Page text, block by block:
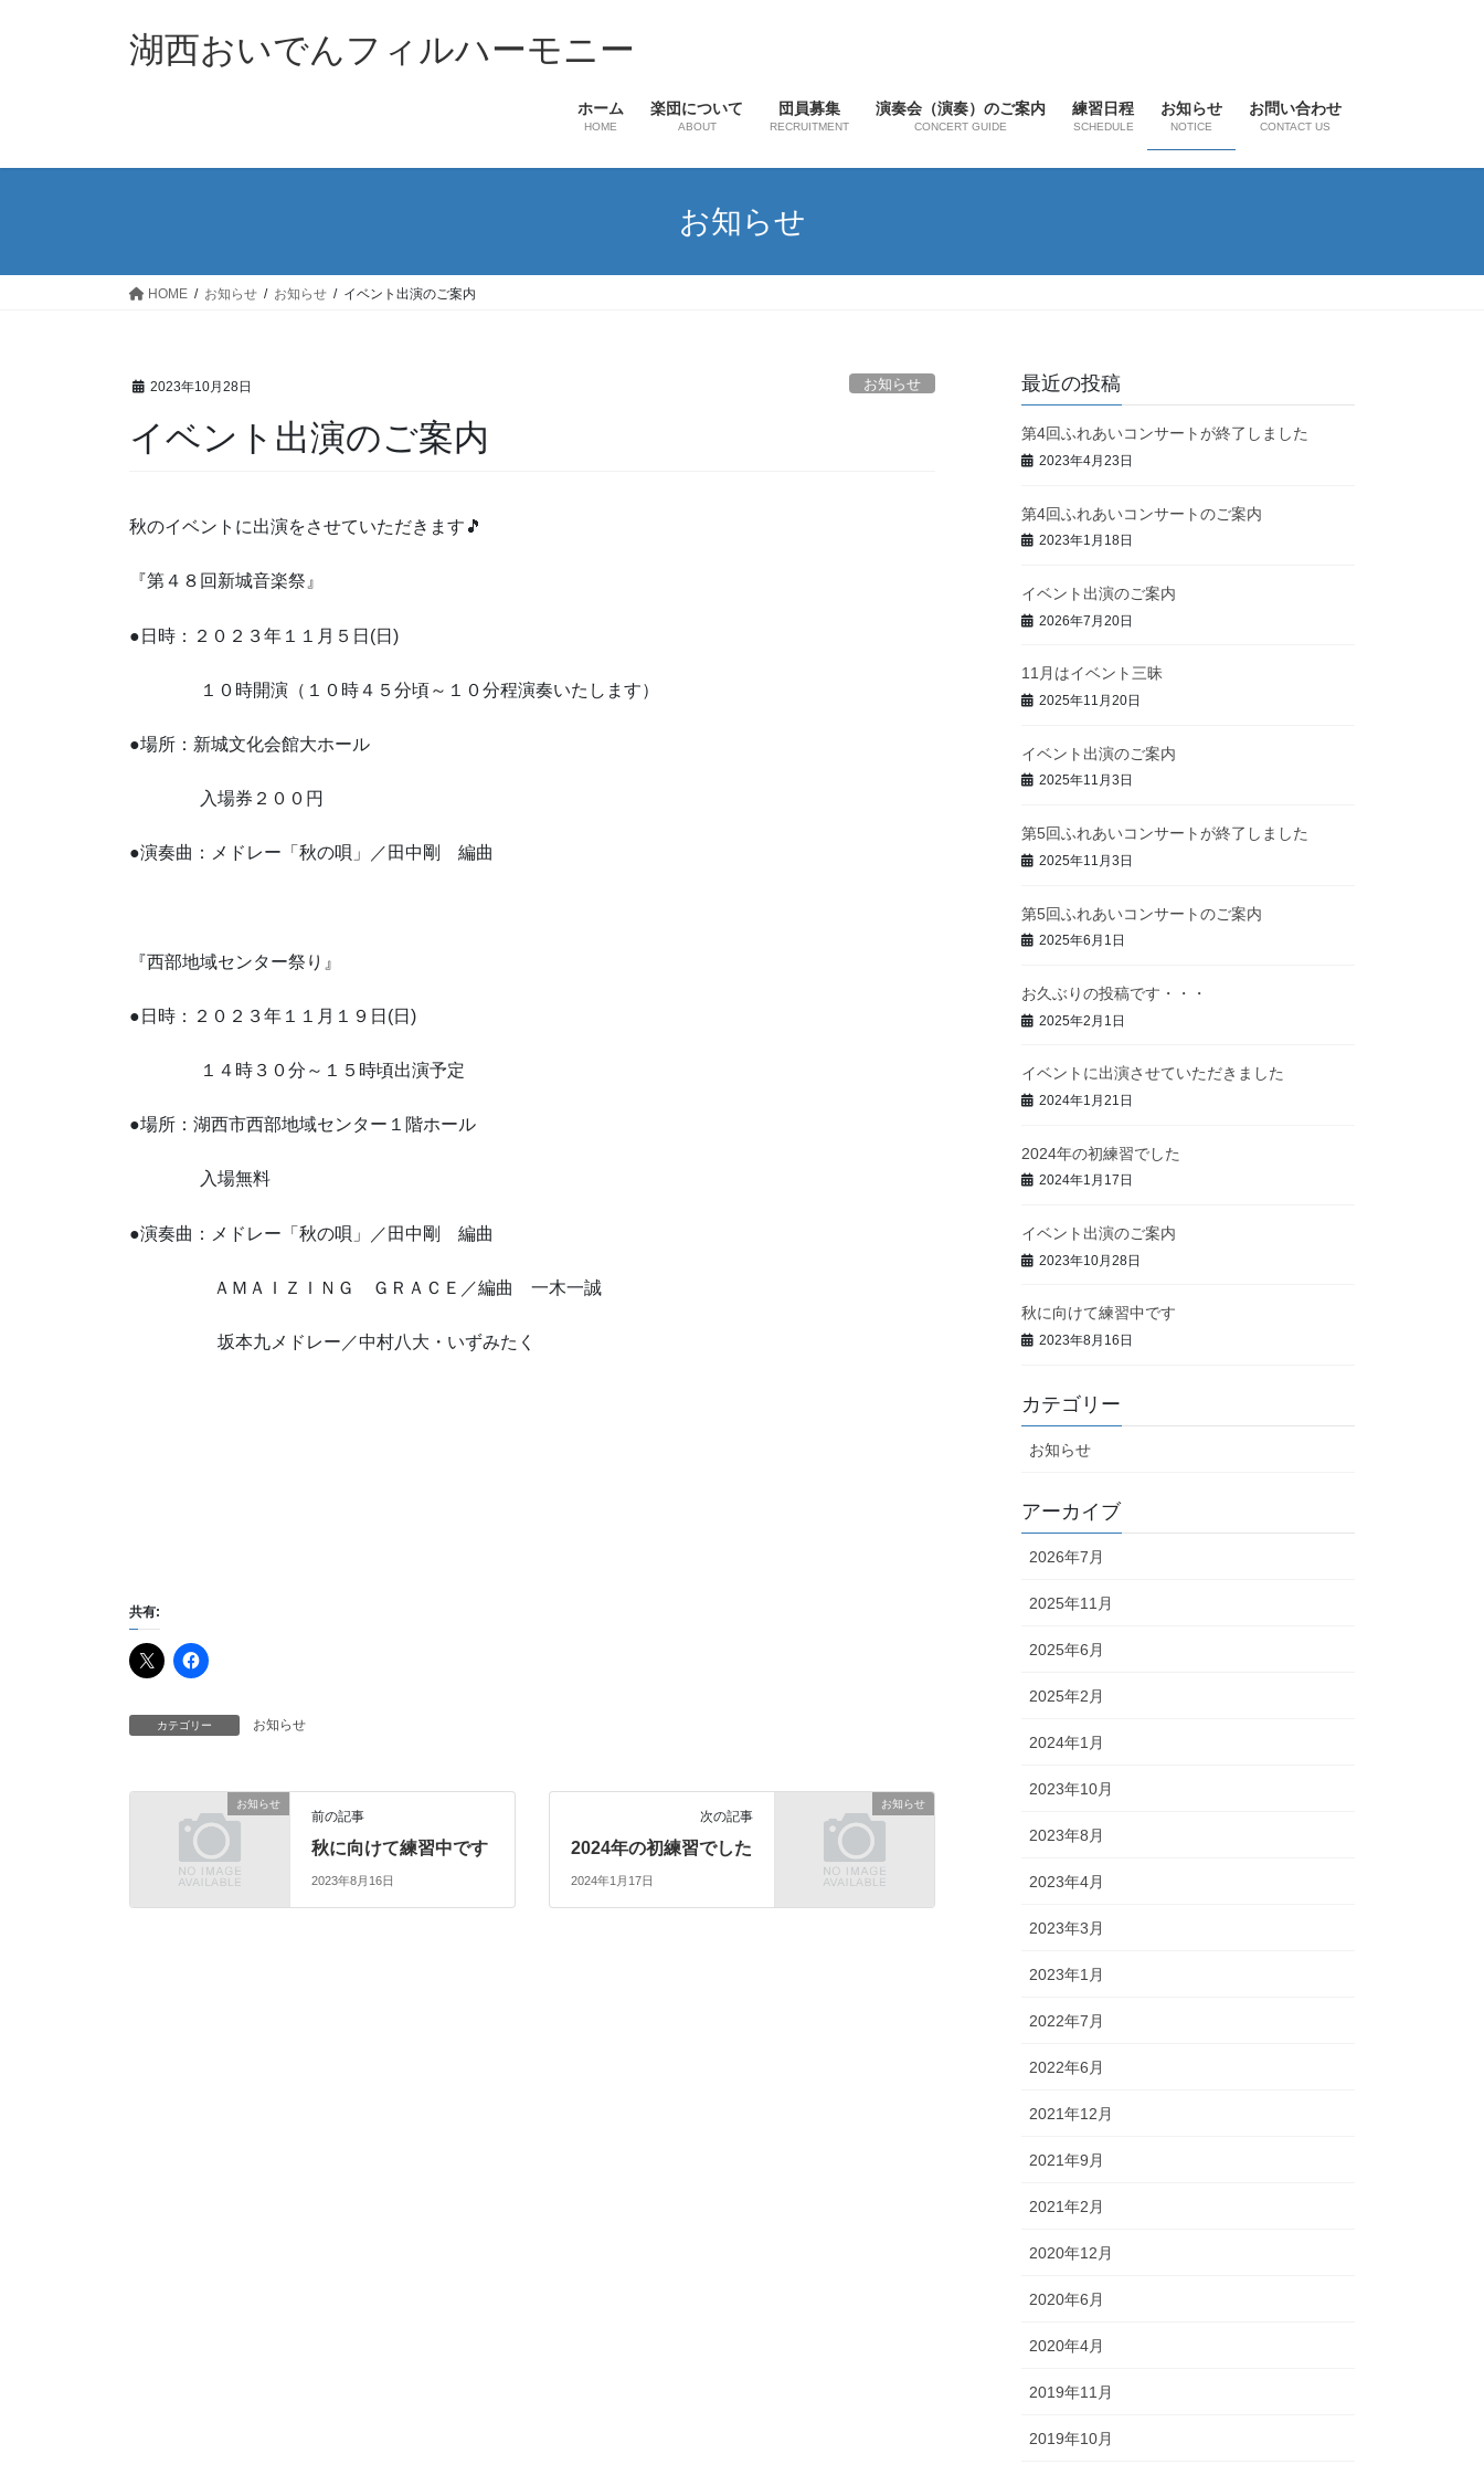
ス
ン
湖西おいでんフィルハーモニー
ホーム
HOME
楽団について
ABOUT
団員募集
RECRUITMENT
演奏会（演奏）のご案内
CONCERT GUIDE
練習日程
SCHEDULE
お知らせ
NOTICE
お問い合わせ
CONTACT US
お知らせ
HOME お知らせ お知らせ イベント出演のご案内
2023年10月28日 お知らせ
イベント出演のご案内
秋のイベントに出演をさせていただきます🎵
『第４８回新城音楽祭』
●日時：２０２３年１１月５日(日)
１０時開演（１０時４５分頃～１０分程演奏いたします）
●場所：新城文化会館大ホール
入場券２００円
●演奏曲：メドレー「秋の唄」／田中剛 編曲
『西部地域センター祭り』
●日時：２０２３年１１月１９日(日)
１４時３０分～１５時頃出演予定
●場所：湖西市西部地域センター１階ホール
入場無料
●演奏曲：メドレー「秋の唄」／田中剛 編曲
ＡＭＡＩＺＩＮＧ ＧＲＡＣＥ／編曲 一木一誠
坂本九メドレー／中村八大・いずみたく
共有:
カテゴリー お知らせ
お知らせ
前の記事
秋に向けて練習中です
2023年8月16日
お知らせ
次の記事
2024年の初練習でした
2024年1月17日
最近の投稿
第4回ふれあいコンサートが終了しました
2023年4月23日
第4回ふれあいコンサートのご案内
2023年1月18日
イベント出演のご案内
2026年7月20日
11月はイベント三昧
2025年11月20日
イベント出演のご案内
2025年11月3日
第5回ふれあいコンサートが終了しました
2025年11月3日
第5回ふれあいコンサートのご案内
2025年6月1日
お久ぶりの投稿です・・・
2025年2月1日
イベントに出演させていただきました
2024年1月21日
2024年の初練習でした
2024年1月17日
イベント出演のご案内
2023年10月28日
秋に向けて練習中です
2023年8月16日
カテゴリー
お知らせ
アーカイブ
2026年7月
2025年11月
2025年6月
2025年2月
2024年1月
2023年10月
2023年8月
2023年4月
2023年3月
2023年1月
2022年7月
2022年6月
2021年12月
2021年9月
2021年2月
2020年12月
2020年6月
2020年4月
2019年11月
2019年10月